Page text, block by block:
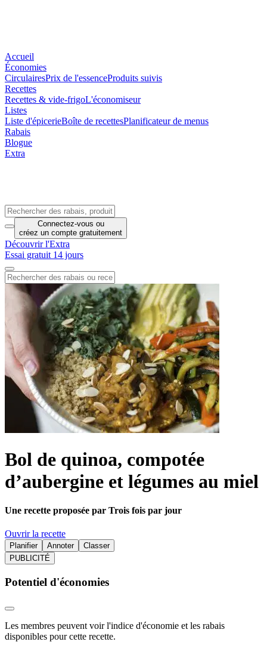
Accueil
Économies
CirculairesPrix de l'essenceProduits suivis
Recettes
Recettes & vide-frigoL'économiseur
Listes
Liste d'épicerieBoîte de recettesPlanificateur de menus
Rabais
Blogue
Extra
Connectez-vous ou
créez un compte gratuitement
Découvrir l'Extra
Essai gratuit 14 jours
Bol de quinoa, compotée
d’aubergine et légumes au miel
Une recette proposée par Trois fois par jour
Ouvrir la recette
Planifier Annoter
Classer
PUBLICITÉ
Potentiel d'économies
Les membres peuvent voir l'indice d'économie et les rabais
disponibles pour cette recette.